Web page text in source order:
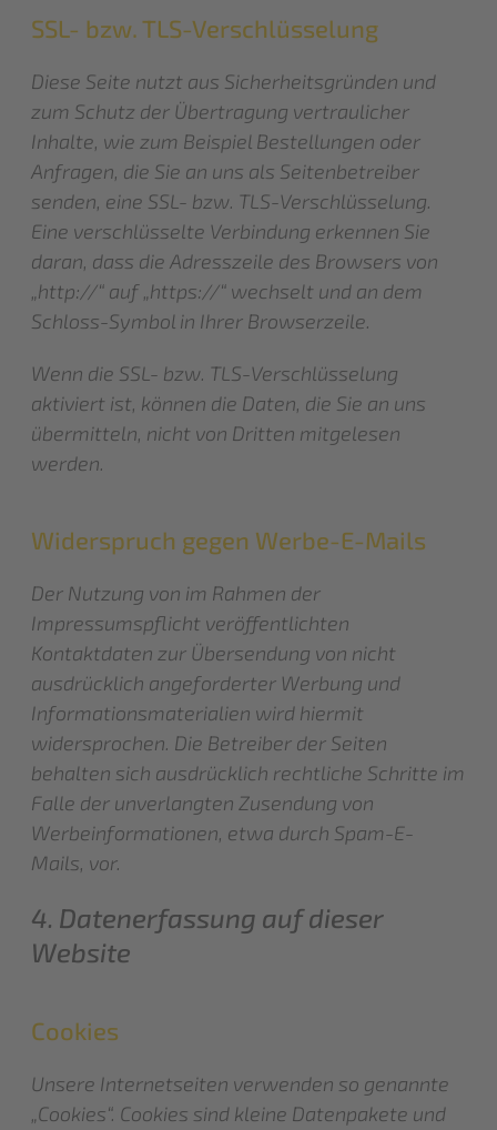
SSL- bzw. TLS-Verschlüsselung
Diese Seite nutzt aus Sicherheitsgründen und
zum Schutz der Übertragung vertraulicher
Inhalte, wie zum Beispiel Bestellungen oder
Anfragen, die Sie an uns als Seitenbetreiber
senden, eine SSL- bzw. TLS-Verschlüsselung.
Eine verschlüsselte Verbindung erkennen Sie
daran, dass die Adresszeile des Browsers von
„http://“ auf „https://“ wechselt und an dem
Schloss-Symbol in Ihrer Browserzeile.
Wenn die SSL- bzw. TLS-Verschlüsselung
aktiviert ist, können die Daten, die Sie an uns
übermitteln, nicht von Dritten mitgelesen
werden.
Widerspruch gegen Werbe-E-Mails
Der Nutzung von im Rahmen der
Impressumspflicht veröffentlichten
Kontaktdaten zur Übersendung von nicht
ausdrücklich angeforderter Werbung und
Informationsmaterialien wird hiermit
widersprochen. Die Betreiber der Seiten
behalten sich ausdrücklich rechtliche Schritte im
Falle der unverlangten Zusendung von
Werbeinformationen, etwa durch Spam-E-
Mails, vor.
4. Datenerfassung auf dieser
Website
Cookies
Unsere Internetseiten verwenden so genannte
„Cookies“. Cookies sind kleine Datenpakete und